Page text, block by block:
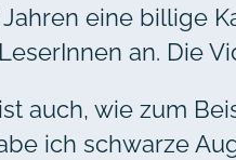
eine billige
an. Die
auch, wie zum
ich schwarze